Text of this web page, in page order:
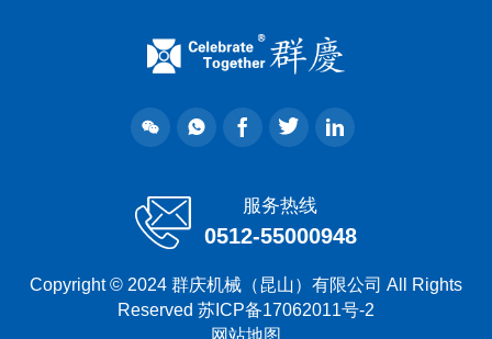
服务热线
0512-55000948
Copyright © 2024 群庆机械（昆山）有限公司 All Rights
Reserved 苏ICP备17062011号-2